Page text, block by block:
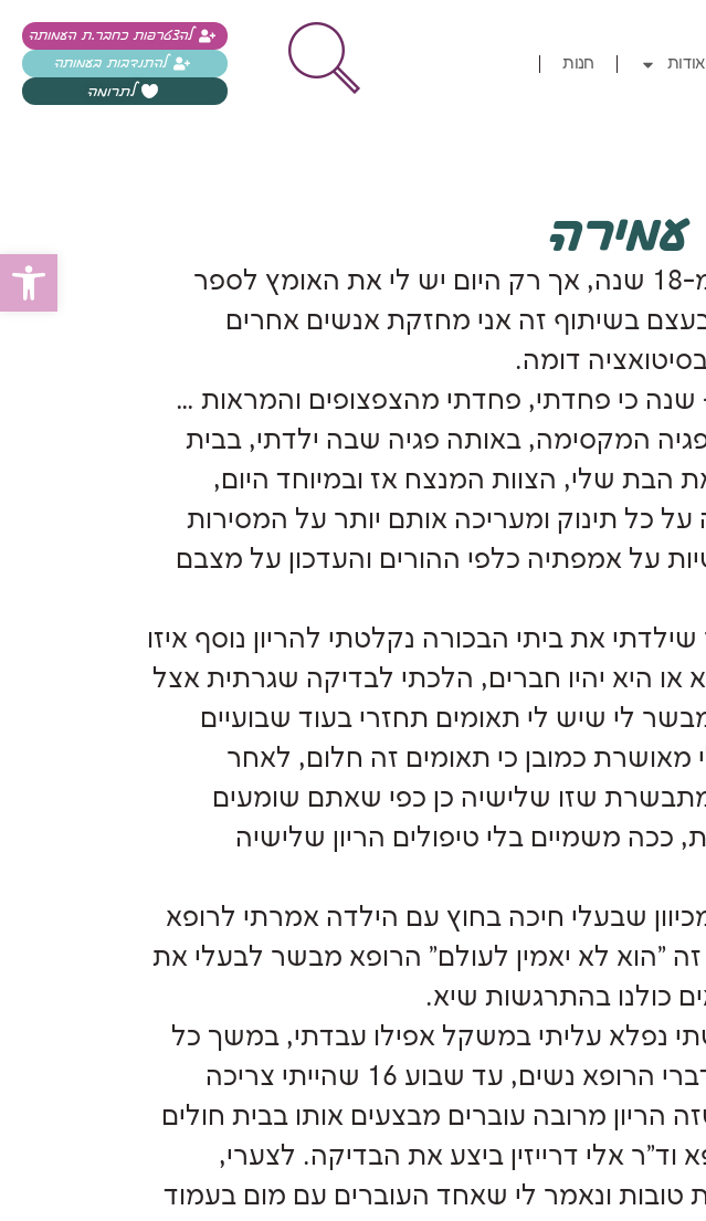
אודות חנות
להצטרפות כחבר.ת העמותה
להתנדבות בעמותה
לתרומה
הסיפור שלי מתחיל לפני יותר מ-18 שנה, אך רק היום יש לי את האומץ לספר
בשיתוף זה אני מחזקת אנשים אחרים
דומה.
שלא דרכתי יותר מ 16- שנה כי פחדתי, פחדתי מהצפצופים והמראות …
המקסימה, באותה פגיה שבה ילדתי, בבית
הבת שלי, הצוות המנצח אז ובמיוחד היום,
כל תינוק ומעריכה אותם יותר על המסירות
על אמפתיה כלפי ההורים והעדכון על מצבם
שילדתי את ביתי הבכורה נקלטתי להריון נוסף איזו
היא יהיו חברים, הלכתי לבדיקה שגרתית אצל
לי שיש לי תאומים תחזרי בעוד שבועיים
מאושרת כמובן כי תאומים זה חלום, לאחר
שזו שלישיה כן כפי שאתם שומעים
משמיים בלי טיפולים הריון שלישיה
שבעלי חיכה בחוץ עם הילדה אמרתי לרופא
זה "הוא לא יאמין לעולם" הרופא מבשר לבעלי את
כולנו בהתרגשות שיא.
נפלא עליתי במשקל אפילו עבדתי, במשך כל
אותה תקופה הכול היה תקין לדברי הרופא נשים, עד שבוע 16 שהייתי צריכה
הריון מרובה עוברים מבצעים אותו בבית חולים
אלי דרייזין ביצע את הבדיקה. לצערי,
ונאמר לי שאחד העוברים עם מום בעמוד